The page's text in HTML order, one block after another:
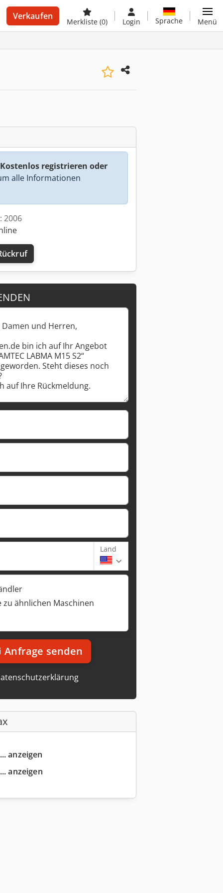
Verkaufen
Merkliste (0) Login Sprache Menü
Kostenlos registrieren oder
alle Informationen
2006
Land
zu ähnlichen Maschinen
Anfrage senden
anzeigen
anzeigen